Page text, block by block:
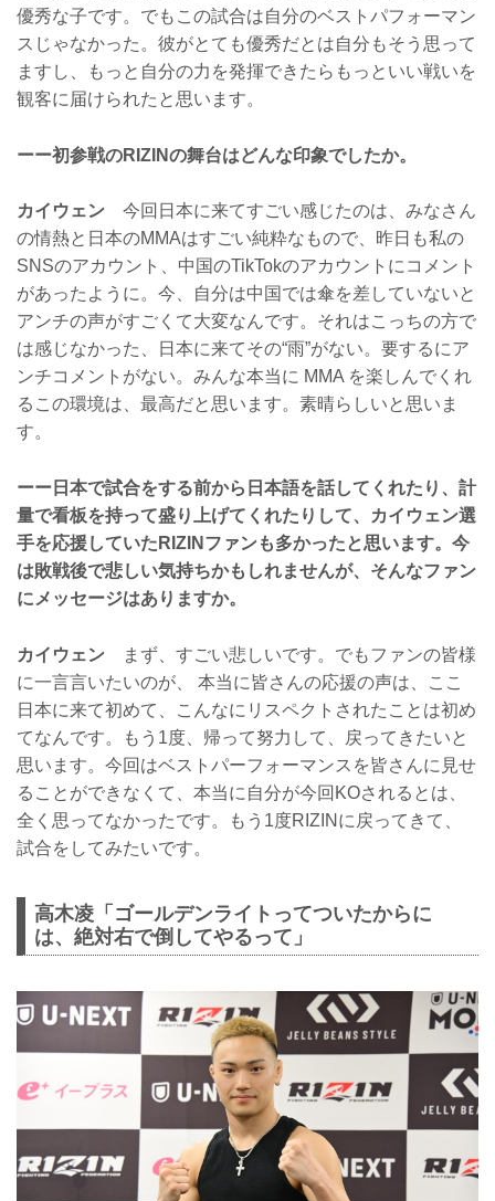
優秀な子です。でもこの試合は自分のベストパフォーマン
スじゃなかった。彼がとても優秀だとは自分もそう思って
ますし、もっと自分の力を発揮できたらもっといい戦いを
観客に届けられたと思います。
ーー初参戦のRIZINの舞台はどんな印象でしたか。
カイウェン 今回日本に来てすごい感じたのは、みなさん
の情熱と日本のMMAはすごい純粋なもので、昨日も私の
SNSのアカウント、中国のTikTokのアカウントにコメント
があったように。今、自分は中国では傘を差していないと
アンチの声がすごくて大変なんです。それはこっちの方で
は感じなかった、日本に来てその“雨”がない。要するにア
ンチコメントがない。みんな本当に MMA を楽しんでくれ
るこの環境は、最高だと思います。素晴らしいと思いま
す。
ーー日本で試合をする前から日本語を話してくれたり、計
量で看板を持って盛り上げてくれたりして、カイウェン選
手を応援していたRIZINファンも多かったと思います。今
は敗戦後で悲しい気持ちかもしれませんが、そんなファン
にメッセージはありますか。
カイウェン まず、すごい悲しいです。でもファンの皆様
に一言言いたいのが、 本当に皆さんの応援の声は、ここ
日本に来て初めて、こんなにリスペクトされたことは初め
てなんです。もう1度、帰って努力して、戻ってきたいと
思います。今回はベストパーフォーマンスを皆さんに見せ
ることができなくて、本当に自分が今回KOされるとは、
全く思ってなかったです。もう1度RIZINに戻ってきて、
試合をしてみたいです。
高木凌「ゴールデンライトってついたからに
は、絶対右で倒してやるって」